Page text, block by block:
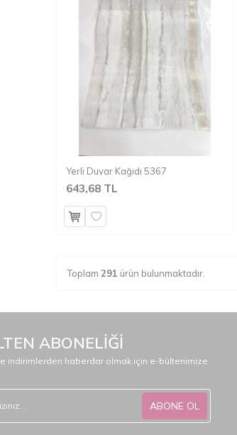
Yerli Duvar Kağıdı 5367
643,68 TL
Toplam 291 ürün bulunmaktadır.
ABONELİĞİ
indirimlerden haberdar olmak için e-bültenimize
ABONE OL